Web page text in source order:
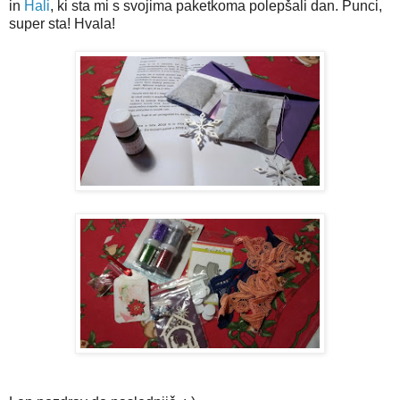
in Hali, ki sta mi s svojima paketkoma polepšali dan. Punci,
super sta! Hvala!